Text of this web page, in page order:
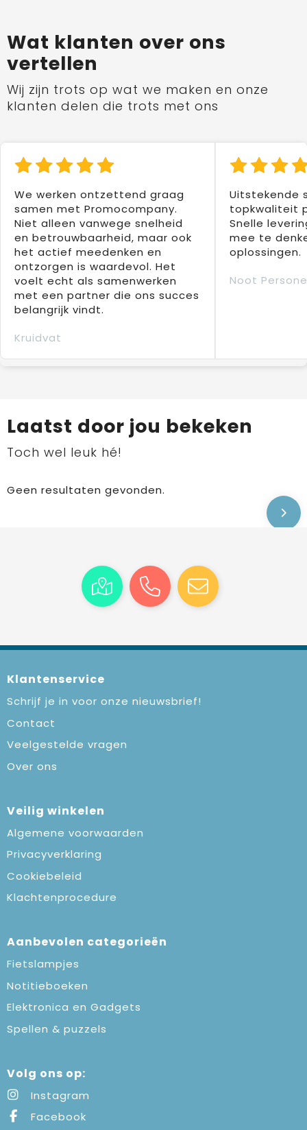
Wat klanten over ons
vertellen
Wij zijn trots op wat we maken en onze
klanten delen die trots met ons
We werken ontzettend graag
samen met Promocompany.
Niet alleen vanwege snelheid
en betrouwbaarheid, maar ook
het actief meedenken en
ontzorgen is waardevol. Het
voelt echt als samenwerken
met een partner die ons succes
belangrijk vindt.
Kruidvat
Uitstekende
topkwaliteit
Snelle
mee te
oplossingen.
Noot
Laatst door jou bekeken
Toch wel leuk hé!
Geen resultaten gevonden.
Klantenservice
Schrijf je in voor onze nieuwsbrief!
Contact
Veelgestelde vragen
Over ons
Veilig winkelen
Algemene voorwaarden
Privacyverklaring
Cookiebeleid
Klachtenprocedure
Aanbevolen categorieën
Fietslampjes
Notitieboeken
Elektronica en Gadgets
Spellen & puzzels
Volg ons op:
Instagram
Facebook